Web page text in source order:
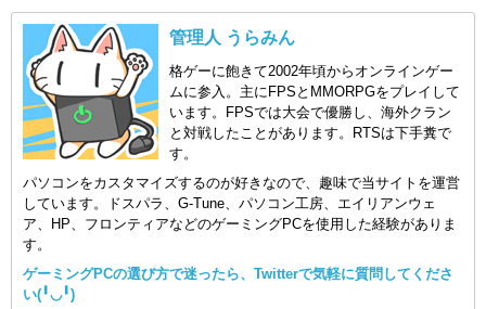
管理人 うらみん
格ゲーに飽きて2002年頃からオンラインゲー
ムに参入。主にFPSとMMORPGをプレイして
います。FPSでは大会で優勝し、海外クラン
と対戦したことがあります。RTSは下手糞で
す。
パソコンをカスタマイズするのが好きなので、趣味で当サイトを運営
しています。ドスパラ、G-Tune、パソコン工房、エイリアンウェ
ア、HP、フロンティアなどのゲーミングPCを使用した経験がありま
す。
ゲーミングPCの選び方で迷ったら、Twitterで気軽に質問してくださ
い(╹◡╹)